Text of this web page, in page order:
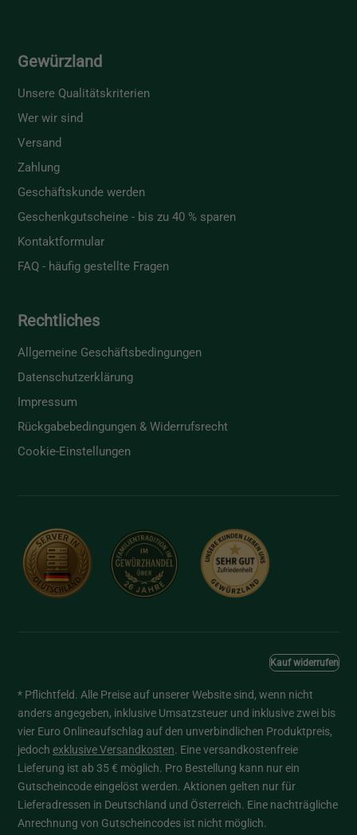
Gewürzland
Unsere Qualitätskriterien
Wer wir sind
Versand
Zahlung
Geschäftskunde werden
Geschenkgutscheine - bis zu 40 % sparen
Kontaktformular
FAQ - häufig gestellte Fragen
Rechtliches
Allgemeine Geschäftsbedingungen
Datenschutzerklärung
Impressum
Rückgabebedingungen & Widerrufsrecht
Cookie-Einstellungen
Kauf widerrufen
* Pflichtfeld. Alle Preise auf unserer Website sind, wenn nicht
anders angegeben, inklusive Umsatzsteuer und inklusive zwei bis
vier Euro Onlineaufschlag auf den unverbindlichen Produktpreis,
jedoch exklusive Versandkosten. Eine versandkostenfreie
Lieferung ist ab 35 € möglich. Pro Bestellung kann nur ein
Gutscheincode eingelöst werden. Aktionen gelten nur für
Lieferadressen in Deutschland und Österreich. Eine nachträgliche
Anrechnung von Gutscheincodes ist nicht möglich.